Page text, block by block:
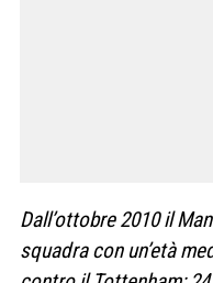
Dall’ottobre 2010 il
squadra con un’età